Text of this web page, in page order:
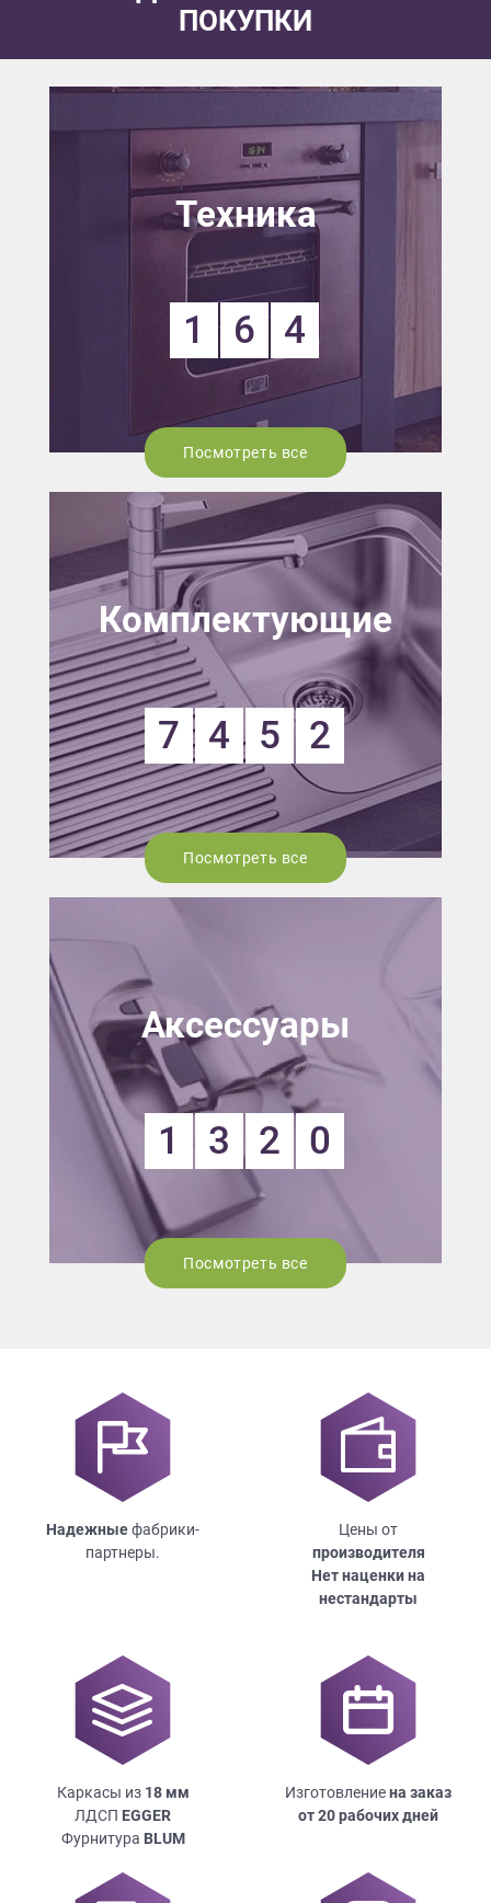
ПОКУПКИ
Техника
1 6 4
Посмотреть все
Комплектующие
7 4 5 2
Посмотреть все
Аксессуары
1 3 2 0
Посмотреть все
Надежныефабрики-
партнеры.
Цены от
производителя
Нет наценки на
нестандарты
Каркасы из 18мм
ЛДСП EGGER
Фурнитура BLUM
Изготовлениена заказ
от 20 рабочих дней